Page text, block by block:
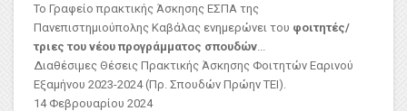
Το Γραφείο πρακτικής Άσκησης ΕΣΠΑ της
Πανεπιστημιούπολης Καβάλας ενημερώνει του φοιτητές/
τριες του νέου προγράμματος σπουδών
Διαθέσιμες Θέσεις Πρακτικής Άσκησης Φοιτητών Εαρινού
Εξαμήνου 2023-2024 (Πρ. Σπουδών Πρώην ΤΕΙ).
14 Φεβρουαρίου 2024